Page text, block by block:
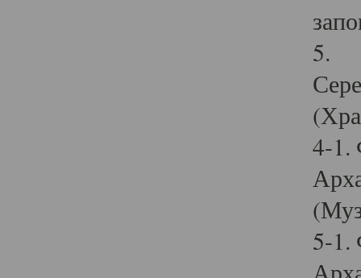
5.
4-1.
5-1.